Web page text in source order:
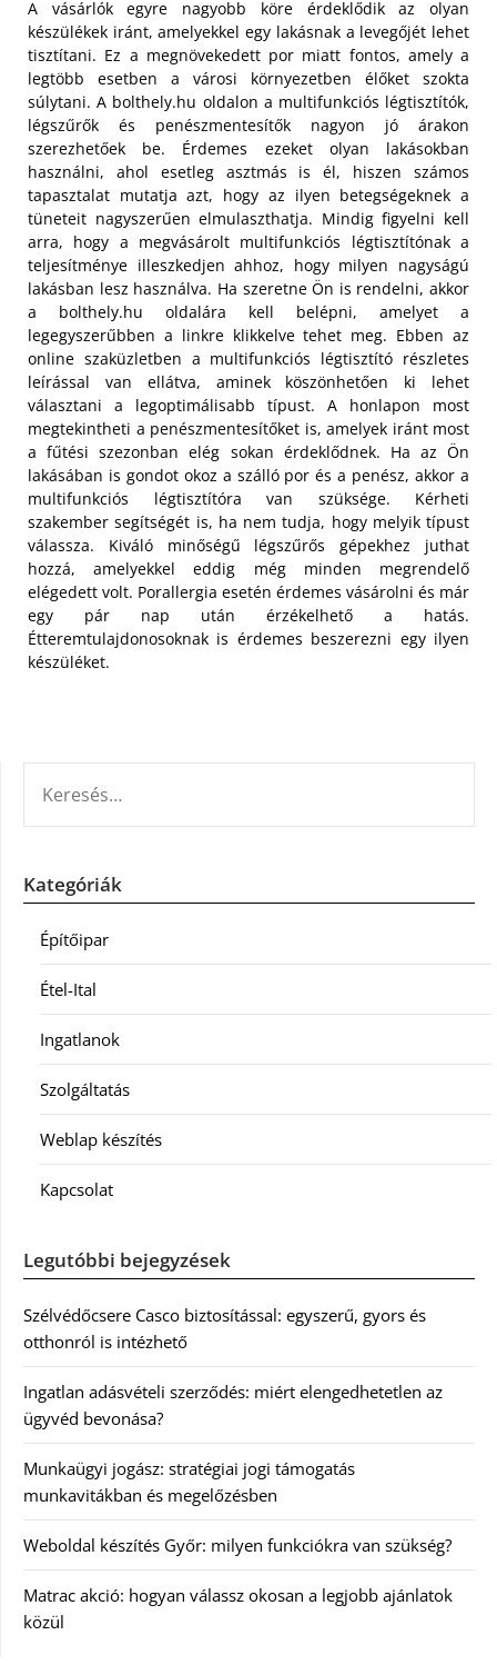
A vásárlók egyre nagyobb köre érdeklődik az olyan
készülékek iránt, amelyekkel egy lakásnak a levegőjét lehet
tisztítani. Ez a megnövekedett por miatt fontos, amely a
legtöbb esetben a városi környezetben élőket szokta
súlytani. A bolthely.hu oldalon a multifunkciós légtisztítók,
légszűrők és penészmentesítők nagyon jó árakon
szerezhetőek be. Érdemes ezeket olyan lakásokban
használni, ahol esetleg asztmás is él, hiszen számos
tapasztalat mutatja azt, hogy az ilyen betegségeknek a
tüneteit nagyszerűen elmulaszthatja. Mindig figyelni kell
arra, hogy a megvásárolt multifunkciós légtisztítónak a
teljesítménye illeszkedjen ahhoz, hogy milyen nagyságú
lakásban lesz használva. Ha szeretne Ön is rendelni, akkor
a bolthely.hu oldalára kell belépni, amelyet a
legegyszerűbben a linkre klikkelve tehet meg. Ebben az
online szaküzletben a multifunkciós légtisztító részletes
leírással van ellátva, aminek köszönhetően ki lehet
választani a legoptimálisabb típust. A honlapon most
megtekintheti a penészmentesítőket is, amelyek iránt most
a fűtési szezonban elég sokan érdeklődnek. Ha az Ön
lakásában is gondot okoz a szálló por és a penész, akkor a
multifunkciós légtisztítóra van szüksége. Kérheti
szakember segítségét is, ha nem tudja, hogy melyik típust
válassza. Kiváló minőségű légszűrős gépekhez juthat
hozzá, amelyekkel eddig még minden megrendelő
elégedett volt. Porallergia esetén érdemes vásárolni és már
egy pár nap után érzékelhető a hatás.
Étteremtulajdonosoknak is érdemes beszerezni egy ilyen
készüléket.
Kategóriák
Építőipar
Étel-Ital
Ingatlanok
Szolgáltatás
Weblap készítés
Kapcsolat
Legutóbbi bejegyzések
Szélvédőcsere Casco biztosítással: egyszerű, gyors és
otthonról is intézhető
Ingatlan adásvételi szerződés: miért elengedhetetlen az
ügyvéd bevonása?
Munkaügyi jogász: stratégiai jogi támogatás
munkavitákban és megelőzésben
Weboldal készítés Győr: milyen funkciókra van szükség?
Matrac akció: hogyan válassz okosan a legjobb ajánlatok
közül